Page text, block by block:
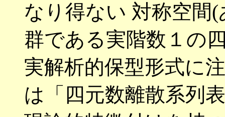
なり得ない 対称空間(
群である実階数１の
実解析的保型形式に
は「四元数離散系列